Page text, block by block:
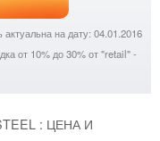
актуальна на дату: 04.01.2016
от 10% до 30% от "retail" -
: ЦЕНА И